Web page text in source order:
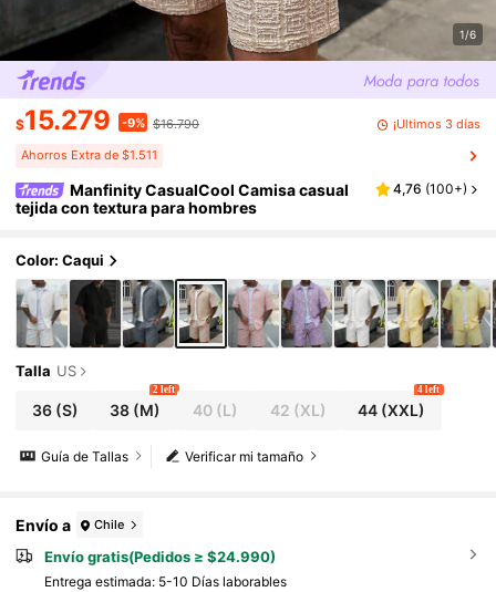
1/6
$15.279 -9% $16.790 ¡Últimos 3 días
Ahorros Extra de $1.511
Manfinity CasualCool Camisa casual
tejida con textura para hombres
4,76 (100+)
Color: Caqui
Talla US
36(S) 38 (M)
2 left
40(L) 42 (XL) 44 (XXL)
4 left
Verificar mi tamaño
Guía de Tallas
Envío a Chile
Envío gratis(Pedidos ≥ $24.990)
Entrega estimada: 5-10 Días laborables